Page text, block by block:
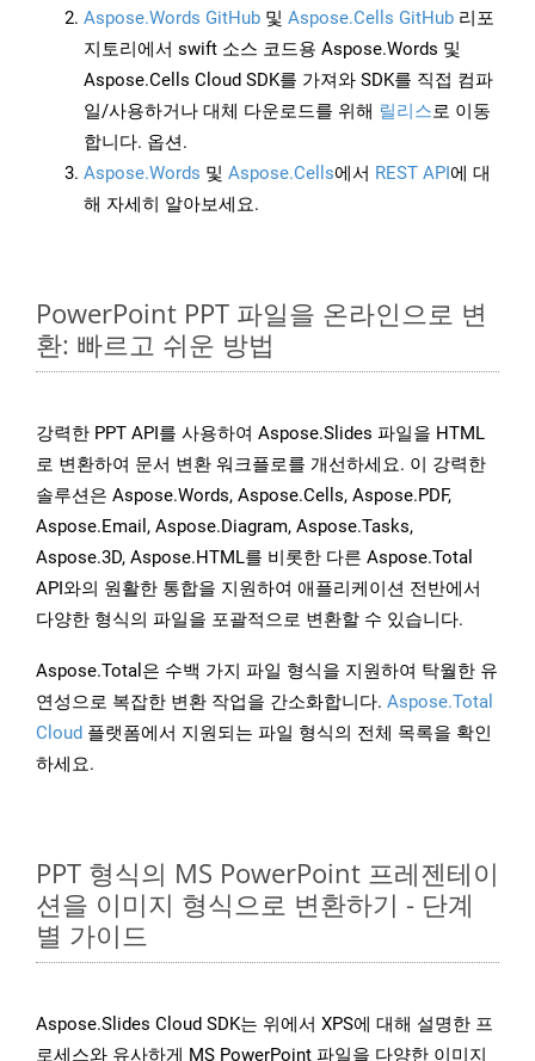
Aspose.Words GitHub 및 Aspose.Cells GitHub 리포
지토리에서 swift 소스 코드용 Aspose.Words 및
Aspose.Cells Cloud SDK를 가져와 SDK를 직접 컴파
일/사용하거나 대체 다운로드를 위해 릴리스로 이동
합니다. 옵션.
Aspose.Words 및 Aspose.Cells에서 REST API에 대
해 자세히 알아보세요.
PowerPoint PPT 파일을 온라인으로 변
환: 빠르고 쉬운 방법
강력한 PPT API를 사용하여 Aspose.Slides 파일을 HTML
로 변환하여 문서 변환 워크플로를 개선하세요. 이 강력한
솔루션은 Aspose.Words, Aspose.Cells, Aspose.PDF,
Aspose.Email, Aspose.Diagram, Aspose.Tasks,
Aspose.3D, Aspose.HTML를 비롯한 다른 Aspose.Total
API와의 원활한 통합을 지원하여 애플리케이션 전반에서
다양한 형식의 파일을 포괄적으로 변환할 수 있습니다.
Aspose.Total은 수백 가지 파일 형식을 지원하여 탁월한 유
연성으로 복잡한 변환 작업을 간소화합니다. Aspose.Total
Cloud 플랫폼에서 지원되는 파일 형식의 전체 목록을 확인
하세요.
PPT 형식의 MS PowerPoint 프레젠테이
션을 이미지 형식으로 변환하기 - 단계
별 가이드
Aspose.Slides Cloud SDK는 위에서 XPS에 대해 설명한 프
로세스와 유사하게 MS PowerPoint 파일을 다양한 이미지